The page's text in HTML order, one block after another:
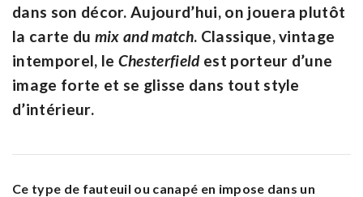
dans son décor. Aujourd’hui, on jouera plutôt
la carte du mix and match. Classique, vintage
intemporel, le Chesterfieldest porteur d’une
image forte et se glisse dans tout style
d’intérieur.
Ce type de fauteuil ou canapé en impose dans un